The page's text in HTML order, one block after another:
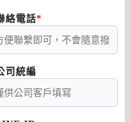
絡電話
司統編